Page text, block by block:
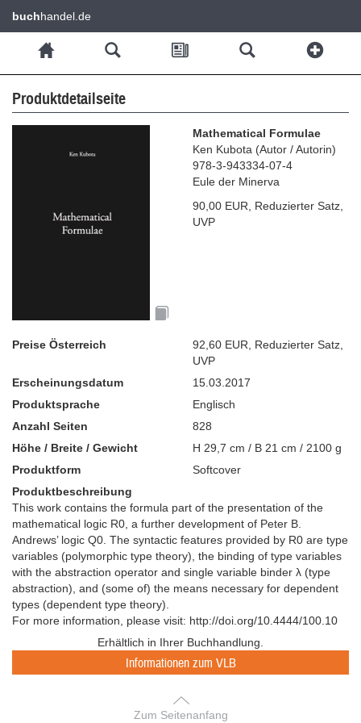
buchhandel.de
Produktdetailseite
Mathematical Formulae
Ken Kubota (Autor / Autorin)
978-3-943334-07-4
Eule der Minerva
90,00 EUR
Reduzierter Satz
UVP
Preise Österreich 92,60 EUR Reduzierter Satz
UVP
Erscheinungsdatum
15.03.2017
Produktsprache
Englisch
Anzahl Seiten
828
Höhe / Breite / Gewicht
H 29,7 cm / B 21 cm / 2100 g
Produktform
Softcover
Produktbeschreibung
This work contains the formula part of the presentation of the
mathematical logic R0, a further development of Peter B.
Andrews’ logic Q0. The syntactic features provided by R0 are type
variables (polymorphic type theory), the binding of type variables
with the abstraction operator and single variable binder λ (type
abstraction), and (some of) the means necessary for dependent
types (dependent type theory).
For more information, please visit: http://doi.org/10.4444/100.10
Erhältlich in Ihrer Buchhandlung.
Informationen zum VLB
Zum Seitenanfang